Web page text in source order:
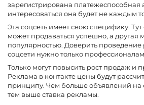
зарегистрирована платежеспособная
интересоваться она будет не каждым
Эта соцсеть имеет свою специфику.
может продаваться успешно, а другая
популярностью. Доверить
соцсети нужно только
Только могут повысить рост продаж и
Реклама в контакте цены будут
принципу. Чем больше объявлений на
тем выше ставка рекламы.